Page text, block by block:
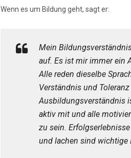
Wenn es um Bildung geht, sagt er:
Mein
auf. Es ist mir immer ein
Alle reden dieselbe
Verständnis und
Ausbildungsverständnis
aktiv mit und alle
zu sein.
und lachen sind wichtige